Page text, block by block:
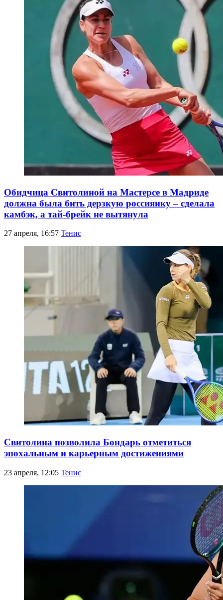
Обидчица Свитолиной на Мастерсе в Мадриде
должна была бить дерзкую россиянку – сделала
камбэк, а тай-брейк не вытянула
27 апреля, 16:57 Тенис
Свитолина позволила Бондарь отметиться
эпохальным и карьерным достижениями
23 апреля, 12:05 Тенис